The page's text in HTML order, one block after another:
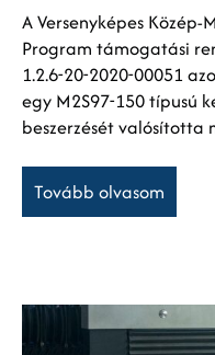
A Versenyképes
Program támogatási
1.2.6-20-2020-00051
egy M2S97-150 típusú
beszerzését valósította
Tovább olvasom